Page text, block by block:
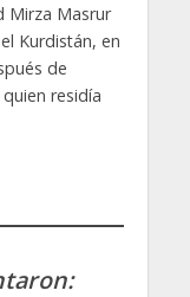
Mirza Masrur
Kurdistán, en
de
residía